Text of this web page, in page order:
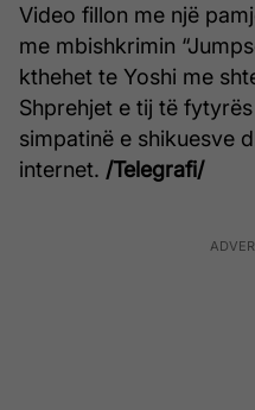
Video fillon me një
me mbishkrimin
kthehet te Yoshi me
Shprehjet e tij të
simpatinë e shikuesve
internet. /Telegrafi/